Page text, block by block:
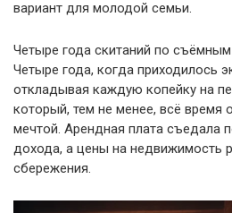
вариант для молодой семьи.
Четыре года скитаний по
Четыре года, когда приходилось
откладывая каждую копейку на
который, тем не менее, всё время
мечтой. Арендная плата съедала
дохода, а цены на недвижимость
сбережения.